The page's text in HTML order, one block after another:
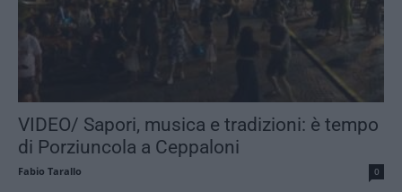
VIDEO/ Sapori, musica e tradizioni: è tempo
di Porziuncola a Ceppaloni
Fabio Tarallo 0